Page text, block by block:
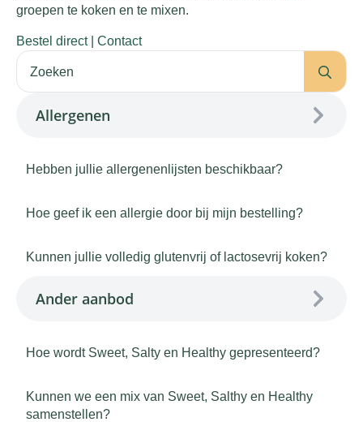
Allergenen
Hebben jullie allergenenlijsten beschikbaar?
Hoe geef ik een allergie door bij mijn bestelling?
Kunnen jullie volledig glutenvrij of lactosevrij koken?
Ander aanbod
Hoe wordt Sweet, Salty en Healthy gepresenteerd?
Kunnen we een mix van Sweet, Salthy en Healthy
samenstellen?
groepen te koken en te mixen.
Bestel direct| Contact